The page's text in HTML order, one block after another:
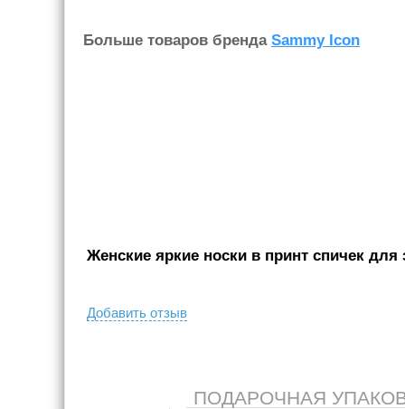
Больше товаров бренда Sammy Icon
Женские яркие носки в принт спичек для
Добавить отзыв
ПОДАРОЧНАЯ